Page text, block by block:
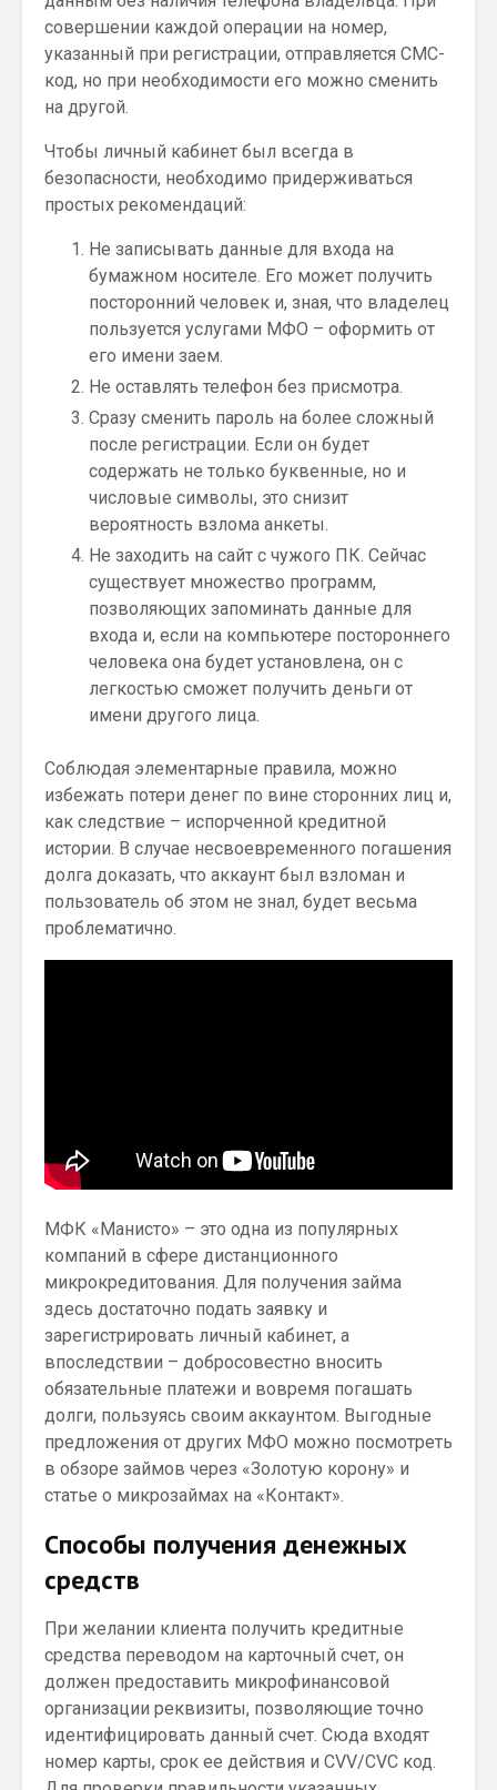
совершении каждой операции на номер,
указанный при регистрации, отправляется СМС-
код, но при необходимости его можно сменить
на другой.
Чтобы личный кабинет был всегда в
безопасности, необходимо придерживаться
простых рекомендаций:
Не записывать данные для входа на
бумажном носителе. Его может получить
посторонний человек и, зная, что владелец
пользуется услугами МФО – оформить от
его имени заем.
Не оставлять телефон без присмотра.
Сразу сменить пароль на более сложный
после регистрации. Если он будет
содержать не только буквенные, но и
числовые символы, это снизит
вероятность взлома анкеты.
Не заходить на сайт с чужого ПК. Сейчас
существует множество программ,
позволяющих запоминать данные для
входа и, если на компьютере постороннего
человека она будет установлена, он с
легкостью сможет получить деньги от
имени другого лица.
Соблюдая элементарные правила, можно
избежать потери денег по вине сторонних лиц и,
как следствие – испорченной кредитной
истории. В случае несвоевременного погашения
долга доказать, что аккаунт был взломан и
пользователь об этом не знал, будет весьма
проблематично.
МФК «Манисто» – это одна из популярных
компаний в сфере дистанционного
микрокредитования. Для получения займа
здесь достаточно подать заявку и
зарегистрировать личный кабинет, а
впоследствии – добросовестно вносить
обязательные платежи и вовремя погашать
долги, пользуясь своим аккаунтом. Выгодные
предложения от других МФО можно посмотреть
в обзоре займов через «Золотую корону» и
статье о микрозаймах на «Контакт».
Способы получения денежных
средств
При желании клиента получить кредитные
средства переводом на карточный счет, он
должен предоставить микрофинансовой
организации реквизиты, позволяющие точно
идентифицировать данный счет. Сюда входят
номер карты, срок ее действия и CVV/CVC код.